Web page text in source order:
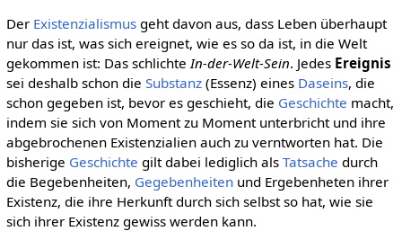
Der Existenzialismusgeht davon aus, dass Leben überhaupt
nur das ist, was sich ereignet, wie es so da ist, in die Welt
gekommen ist: Das schlichte In-der-Welt-Sein. Jedes Ereignis
sei deshalb schon die Substanz(Essenz) eines Daseins, die
schon gegeben ist, bevor es geschieht, die Geschichte macht,
indem sie sich von Moment zu Moment unterbricht und ihre
abgebrochenen Existenzialien auch zu verntworten hat. Die
bisherige Geschichte gilt dabei lediglich als Tatsache durch
die Begebenheiten, Gegebenheitenund Ergebenheten ihrer
Existenz, die ihre Herkunft durch sich selbst so hat, wie sie
sich ihrer Existenz gewiss werden kann.